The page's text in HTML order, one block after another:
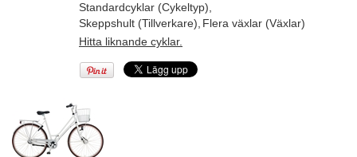
Standardcyklar (Cykeltyp)
Skeppshult (Tillverkare) Flera växlar (Växlar)
Hitta liknande cyklar.